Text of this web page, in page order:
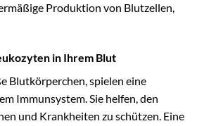
Produktion von Blutzellen,
in Ihrem Blut
Blutkörperchen, spielen eine
Immunsystem. Sie helfen, den
und Krankheiten zu schützen. Eine